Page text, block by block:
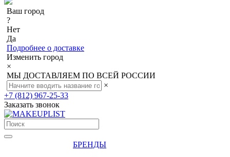
Ваш город
?
Нет
Да
Подробнее о доставке
Изменить город
×
МЫ ДОСТАВЛЯЕМ ПО ВСЕЙ РОССИИ
×
+7 (812) 967-25-33
Заказать звонок
БРЕНДЫ